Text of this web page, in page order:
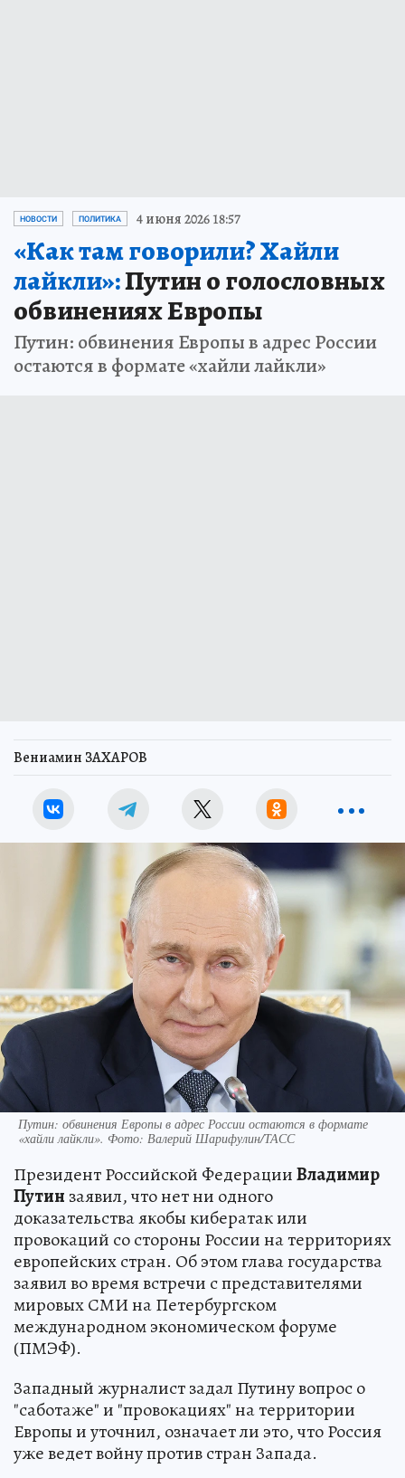
НОВОСТИ ПОЛИТИКА 4 июня 2026 18:57
«Как там говорили? Хайли
лайкли»:Путин о голословных
обвинениях Европы
Путин: обвинения Европы в адрес России
остаются в формате «хайли лайкли»
Вениамин ЗАХАРОВ
Путин: обвинения Европы в адрес России остаются в формате
«хайли лайкли». Фото: Валерий Шарифулин/ТАСС
Президент Российской ФедерацииВладимир
Путин заявил, что нет ни одного
доказательства якобы кибератак или
провокаций со стороны России на территориях
европейских стран. Об этом глава государства
заявил во время встречи с представителями
мировых СМИ на Петербургском
международном экономическом форуме
(ПМЭФ).
Западный журналист задал Путину вопрос о
"саботаже" и "провокациях" на территории
Европы и уточнил, означает ли это, что Россия
уже ведет войну против стран Запада.